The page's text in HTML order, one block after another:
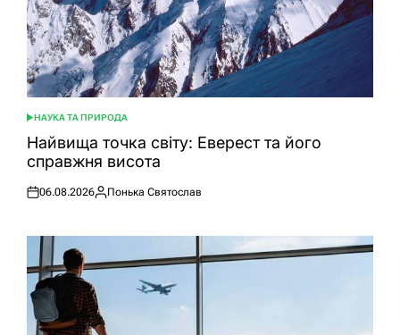
ОПУБЛІКУВАТИ
У
НАУКА ТА ПРИРОДА
Найвища точка світу: Еверест та його
справжня висота
Оприлюднено
06.08.2026
Опубліковано
Понька Святослав